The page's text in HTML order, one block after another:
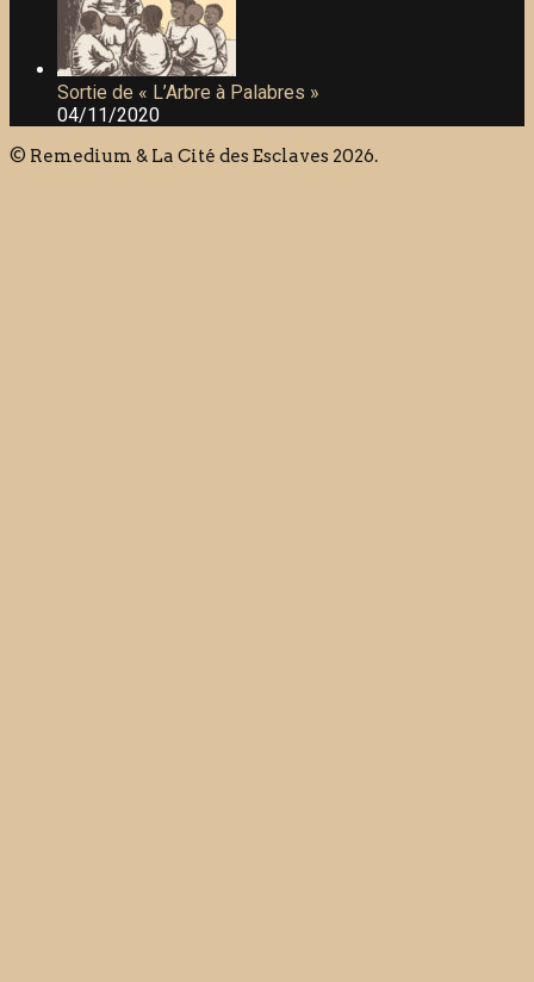
Sortie de « L’Arbre à Palabres »
04/11/2020
© Remedium & La Cité des Esclaves 2026.